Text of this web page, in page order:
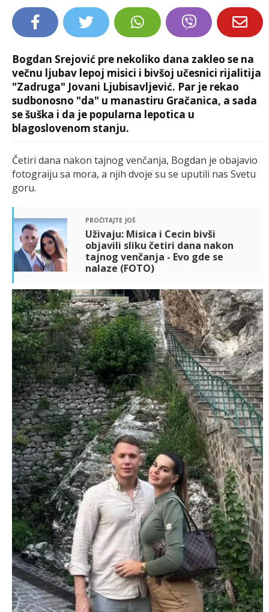
Bogdan Srejović pre nekoliko dana zakleo se na
večnu ljubav lepoj misici i bivšoj učesnici rijalitija
"Zadruga" Jovani Ljubisavljević. Par je rekao
sudbonosno "da" u manastiru Gračanica, a sada
se šuška i da je popularna lepotica u
blagoslovenom stanju.
Četiri dana nakon tajnog venčanja, Bogdan je obajavio
fotograiju sa mora, a njih dvoje su se uputili nas Svetu
goru.
pročitajte još
Uživaju: Misica i Cecin bivši
objavili sliku četiri dana nakon
tajnog venčanja - Evo gde se
nalaze (FOTO)